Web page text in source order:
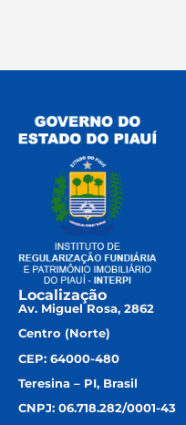
Localização
Av. Miguel Rosa, 2862
Centro (Norte)
CEP: 64000-480
Teresina – PI, Brasil
CNPJ: 06.718.282/0001-43